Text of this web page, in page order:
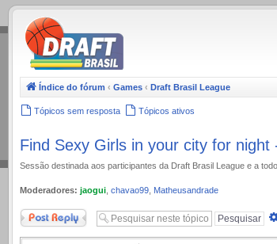
.
Índice do fórum ‹ Games ‹ Draft Brasil League
Tópicos sem resposta Tópicos ativos
Find Sexy Girls in your city for night
Sessão destinada aos participantes da Draft Brasil League e a
Moderadores: jaogui chavao99 Matheusandrade
Responder